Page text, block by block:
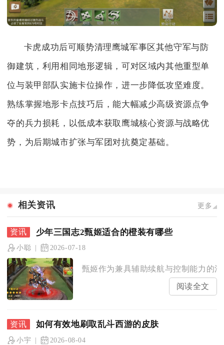
卡虎成功后可顺势清理鹰城军事区其他守军与防
御建筑，利用相同地形逻辑，可对区域内其他重型单
位与装甲部队实施卡位操作，进一步降低攻坚难度。
熟练掌握地形卡点技巧后，能大幅减少高级资源点争
夺的兵力损耗，以低成本获取鹰城核心资源与战略优
势，为后期城市扩张与军团对抗奠定基础。
相关资讯 更多
少年三国志2甄姬适合的橙装有哪些
小聪 2026-07-18
甄姬作为兼具辅助续航与控制能力的
阅读全文
如何有效地刷取乱斗西游的皮肤
小宇 2026-08-04